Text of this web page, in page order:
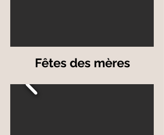
Fêtes des mères